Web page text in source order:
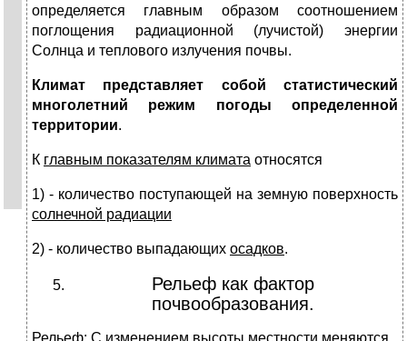
определяется главным образом соотношением
поглощения радиационной (лучистой) энергии
Солнца и теплового излучения почвы.
Климат представляет собой статистический
многолетний режим погоды определенной
территории.
К главным показателям климата относятся
1) - количество поступающей на земную поверхность
солнечной радиации
2) - количество выпадающих осадков.
Рельеф как фактор
почвообразования.